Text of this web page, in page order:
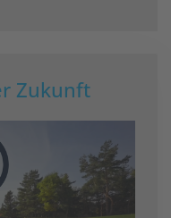
Zukunft